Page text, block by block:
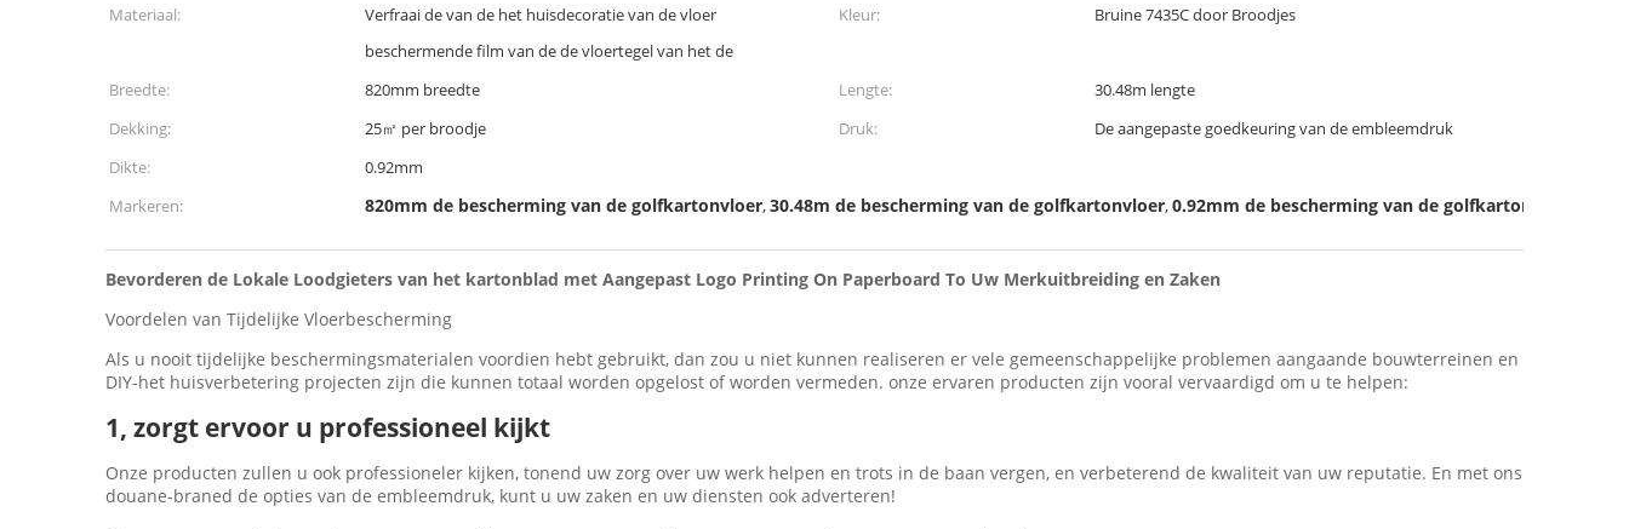
Materiaal:
Verfraai de van de het huisdecoratie van de vloer
beschermende film van de de vloertegel van het de
Kleur: Bruine 7435C door Broodjes
Breedte: 820mm breedte Lengte:
30.48m lengte
Dekking:
25㎡ per broodje Druk:
De aangepaste goedkeuring van de embleemdruk
Dikte:
0.92mm
Markeren:
820mm de bescherming van de golfkartonvloer,30.48m de bescherming van de golfkartonvloer,0.92mm de bescherming van de golfkartonvloer
Bevorderen de Lokale Loodgieters van het kartonblad met Aangepast Logo Printing On Paperboard To Uw Merkuitbreiding en Zaken
Voordelen van Tijdelijke Vloerbescherming
Als u nooit tijdelijke beschermingsmaterialen voordien hebt gebruikt, dan zou u niet kunnen realiseren er vele gemeenschappelijke problemen aangaande bouwterreinen en
DIY-het huisverbetering projecten zijn die kunnen totaal worden opgelost of worden vermeden. onze ervaren producten zijn vooral vervaardigd om u te helpen:
1, zorgt ervoor u professioneel kijkt
Onze producten zullen u ook professioneler kijken, tonend uw zorg over uw werk helpen en trots in de baan vergen, en verbeterend de kwaliteit van uw reputatie. En met ons
douane-braned de opties van de embleemdruk, kunt u uw zaken en uw diensten ook adverteren!